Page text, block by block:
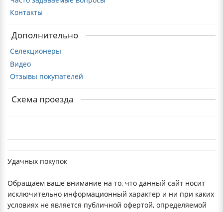
Контакты
Дополнительно
Селекционеры
Видео
Отзывы покупателей
Схема проезда
Удачных покупок
Обращаем ваше внимание на то, что данный сайт носит
исключительно информационный характер и ни при каких
условиях не является публичной офертой, определяемой